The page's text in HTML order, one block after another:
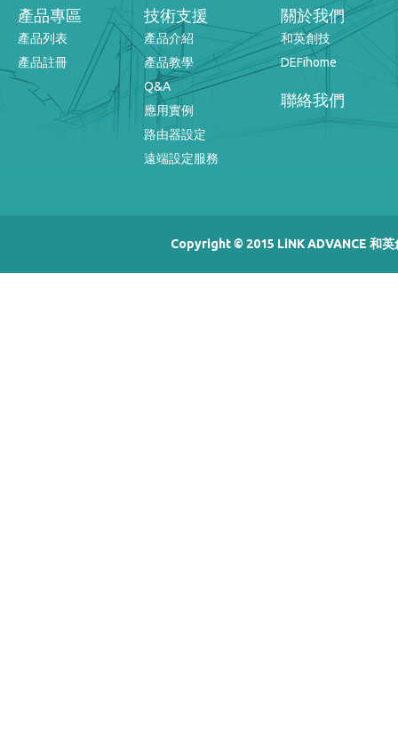
產品專區
產品列表
產品註冊
技術支援
產品介紹
產品教學
Q&A
應用實例
路由器設定
遠端設定服務
關於我們
和英創技
DEFihome
聯絡我們
Copyright © 2015 LiNK ADVANCE 和